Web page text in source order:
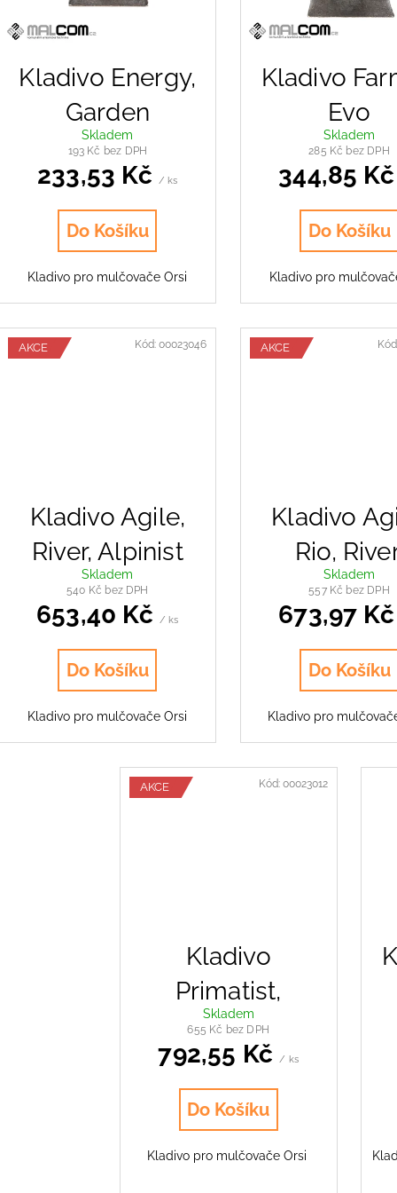
u
Kladivo Energy,
Garden
Skladem
193 Kč bez DPH
233,53 Kč / ks
Do Košíku
Kladivo pro mulčovače Orsi
Kladivo
Evo
Skladem
285 Kč bez DPH
344,85
Do Košíku
Kladivo pro
AKCE
Kladivo Agile,
River, Alpinist
Skladem
540 Kč bez DPH
653,40 Kč / ks
Do Košíku
Kladivo pro mulčovače Orsi
Kód:00023046 AKCE
Kladivo
Rio,
Alpinist,
Skladem
557 Kč bez DPH
673,97
Do Košíku
Kladivo pro
AKCE
Kladivo
Primatist,
Magnum,
Storm,
Champion,
Unique
Skladem
655 Kč bez DPH
792,55 Kč/ ks
Do Košíku
Kladivo pro mulčovače Orsi
Kód: 00023012
ŠPACHTLOVÝ NŮŽ KOALA, SCORPION,
FROG, FOX
231,46 Kč
NŮŽ Y LM3,
89,54 Kč